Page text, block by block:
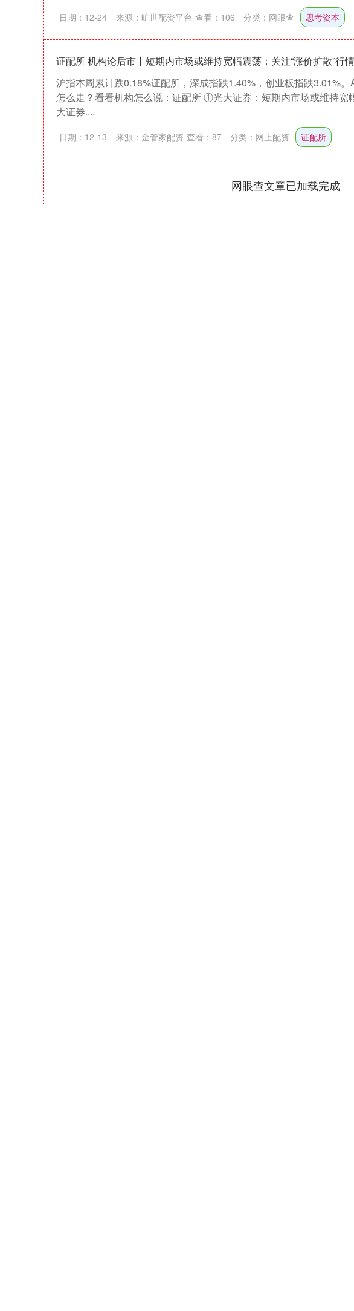
日期：12-24 来源：旷世配资平台 查看： 106 分类： 网眼查 思考资本
证配所 机构论后市丨短期内市场或维持宽幅震荡；关注“涨价扩散”行情
沪指本周累计跌0.18%证配所，深成指跌1.40%，创业板指跌3.01%。
怎么走？看看机构怎么说：证配所 ①光大证券：短期内市场或维持宽
大证券....
日期：12-13 来源：金管家配资 查看： 87 分类： 网上配资 证配所
网眼查文章已加载完成
1.27% 上证指数 3919.51 0.49%